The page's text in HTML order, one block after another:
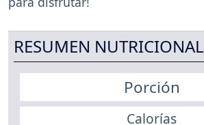
RESUMEN NUTRICIONAL
Porción
Calorías